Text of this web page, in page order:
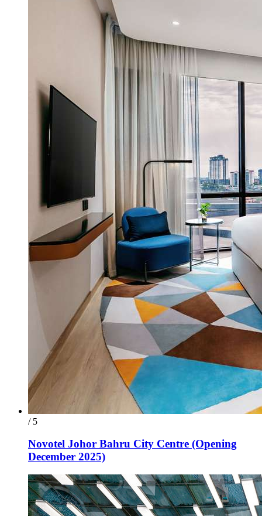
/ 5
Novotel Johor Bahru City Centre (Opening
December 2025)